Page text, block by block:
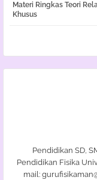
Materi Ringkas Teori
Khusus
Pendidikan SD,
Pendidikan Fisika
mail: